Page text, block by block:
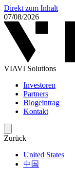
Direkt zum Inhalt
07/08/2026
VIAVI Solutions
Investoren
Partners
Blogeintrag
Kontakt
Zurück
United States
中国